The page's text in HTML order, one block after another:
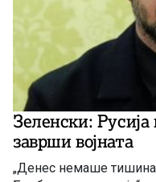
Зеленски:
заврши војната
„Денес немаше тишина